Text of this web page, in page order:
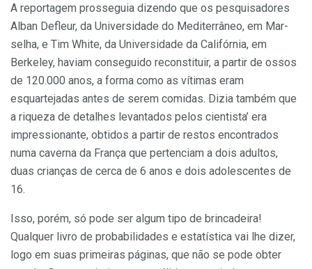
A reportagem prosseguia di­zendo que os pesquisadores
Alban Defleur, da Universida­de do Mediterrâneo, em Mar­
selha, e Tim White, da Universi­dade da Califórnia, em
Berkeley, haviam conseguido reconstituir, a par­tir de ossos
de 120.000 anos, a forma como as vítimas eram
esquartejadas antes de serem comi­das. Dizia também que
a riqueza de detalhes levantados pelos cientista’ era
impressionante, obtidos a partir de restos encontrados
numa caverna da França que pertenciam a dois adul­tos,
duas crianças de cerca de 6 anos e dois adolescentes de
16.
Isso, porém, só pode ser algum tipo de brincadeira!
Qualquer livro de probabilidades e estatística vai lhe di­zer,
logo em suas primeiras páginas, que não se pode obter